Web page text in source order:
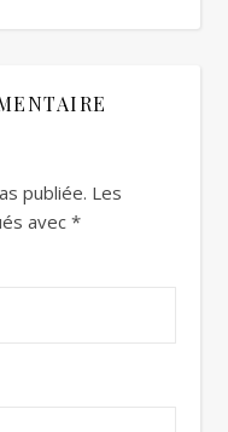
publiée. Les
avec *